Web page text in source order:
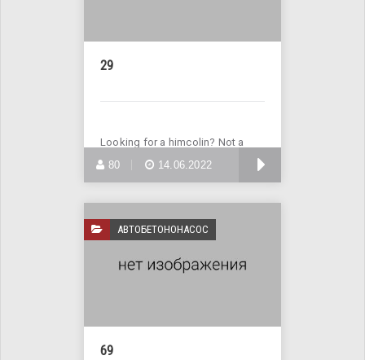
29
Looking for a himcolin? Not a
problem! Enter Site >>>
80 14.06.2022
АВТОБЕТОНОНАСОС
69